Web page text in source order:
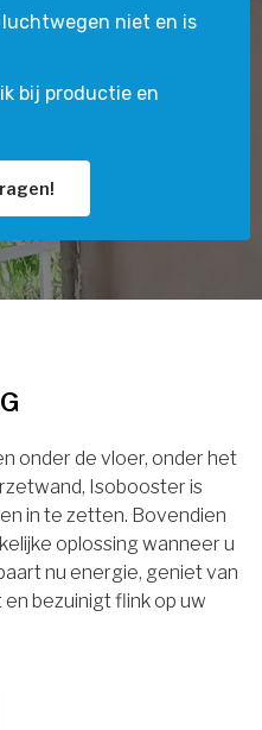
niet en is
bij productie en
onder de vloer, onder het
Isobooster is
in te zetten. Bovendien
oplossing wanneer u
nu energie, geniet van
bezuinigt flink op uw